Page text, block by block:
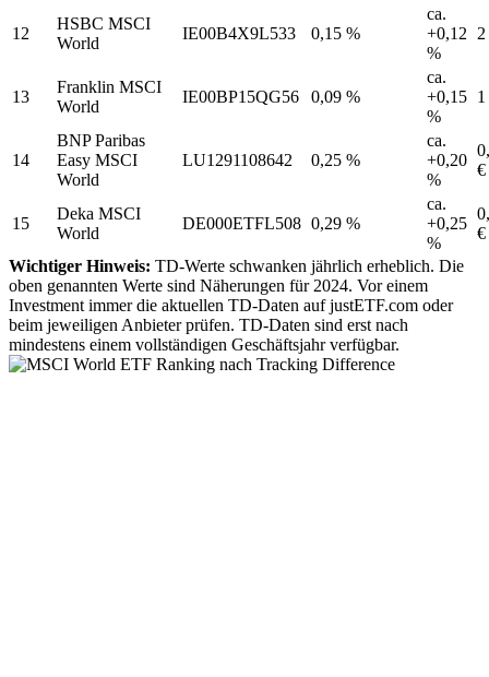
12
HSBC MSCI
World
IE00B4X9L533 0,15 %
ca.
+0,12
%
13
Franklin MSCI
World
IE00BP15QG56 0,09 %
ca.
+0,15
%
14
BNP Paribas
Easy MSCI
World
LU1291108642 0,25 %
ca.
+0,20
%
€
15
Deka MSCI
World
DE000ETFL508 0,29 %
ca.
+0,25
%
€
Wichtiger Hinweis: TD-Werte schwanken jährlich erheblich. Die
oben genannten Werte sind Näherungen für 2024. Vor einem
Investment immer die aktuellen TD-Daten auf justETF.com oder
beim jeweiligen Anbieter prüfen. TD-Daten sind erst nach
mindestens einem vollständigen Geschäftsjahr verfügbar.